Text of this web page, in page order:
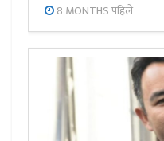
8 MONTHS पहिले